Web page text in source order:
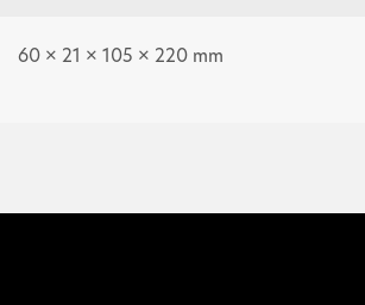
60 × 21 × 105 × 220 mm